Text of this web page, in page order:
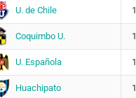
Macarena Ignacia Torres
30
Fanny Ileana Rodríguez
Sofía Belén Alvarado Fabila
U. de Chile
Coquimbo U.
U. Española
Huachipato